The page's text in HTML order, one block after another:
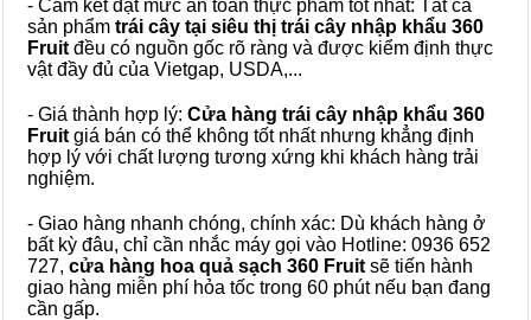
- Cam kết đạt mức an toàn thực phẩm tốt nhất: Tất cả
sản phẩm trái cây tại siêu thị trái cây nhập khẩu 360
Fruit đều có nguồn gốc rõ ràng và được kiểm định thực
vật đầy đủ của Vietgap, USDA,...
- Giá thành hợp lý: Cửa hàng trái cây nhập khẩu 360
Fruit giá bán có thể không tốt nhất nhưng khẳng định
hợp lý với chất lượng tương xứng khi khách hàng trải
nghiệm.
- Giao hàng nhanh chóng, chính xác: Dù khách hàng ở
bất kỳ đâu, chỉ cần nhắc máy gọi vào Hotline: 0936 652
727, cửa hàng hoa quả sạch 360 Fruit sẽ tiến hành
giao hàng miễn phí hỏa tốc trong 60 phút nếu bạn đang
cần gấp.